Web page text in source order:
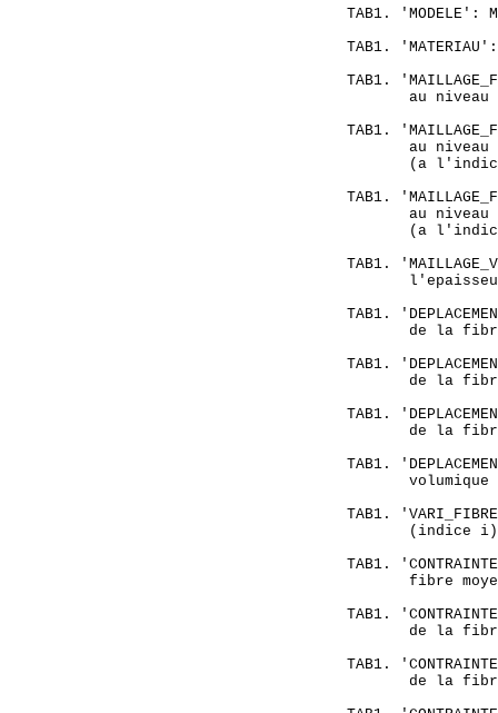
TAB1. 'MODELE':
TAB1.
TAB1.
au niveau
TAB1.
au niveau
(a
TAB1.
au
(a
TAB1.
TAB1.
de la
TAB1.
de la
TAB1.
de la
TAB1.
TAB1.
(indice
TAB1.
fibre
TAB1.
de la
TAB1.
de la